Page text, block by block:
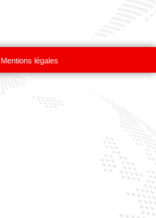
Mentions légales